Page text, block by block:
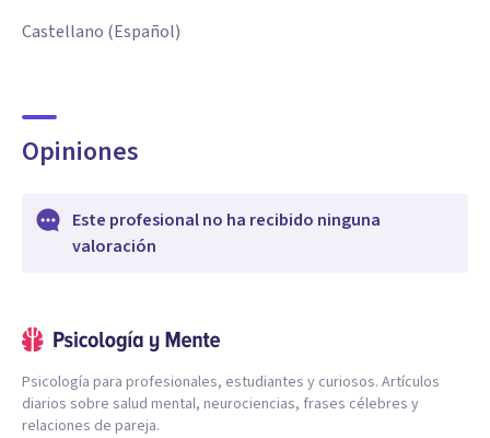
Castellano (Español)
Opiniones
Este profesional no ha recibido ninguna
valoración
Psicología para profesionales, estudiantes y curiosos. Artículos
diarios sobre salud mental, neurociencias, frases célebres y
relaciones de pareja.